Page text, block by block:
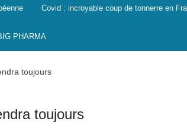
Covid : incroyable coup de tonnerre en
PHARMA
toujours
toujours